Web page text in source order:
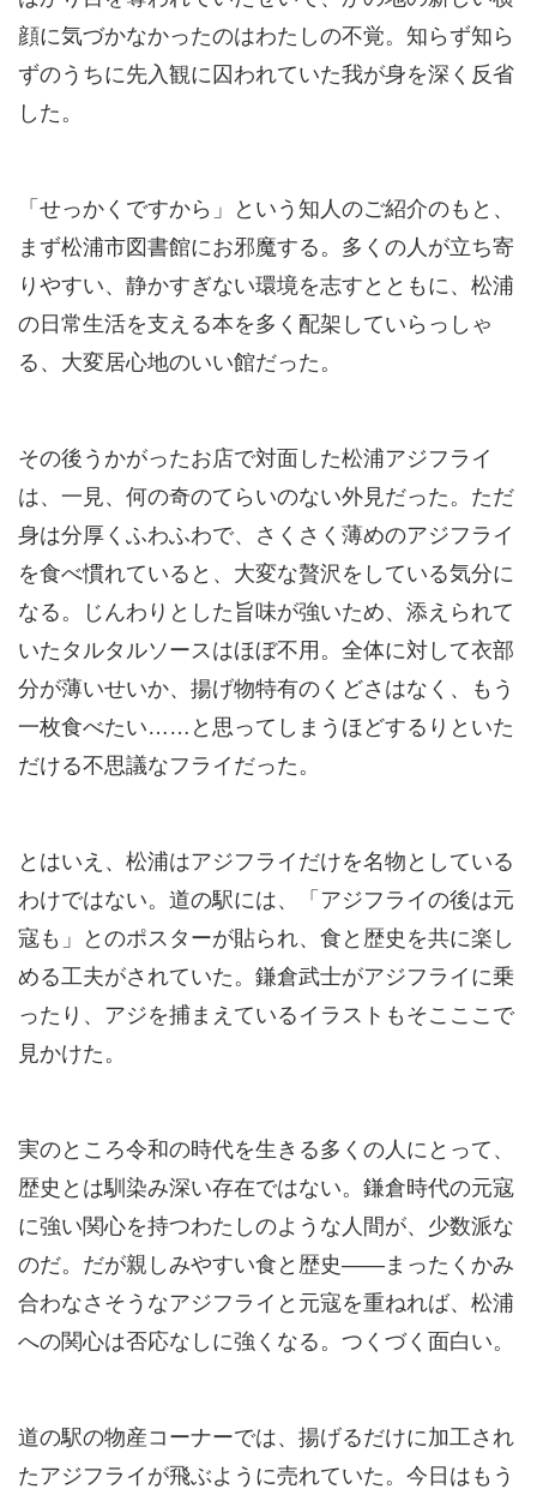
顔に気づかなかったのはわたしの不覚。知らず知ら
ずのうちに先入観に囚われていた我が身を深く反省
した。
「せっかくですから」という知人のご紹介のもと、
まず松浦市図書館にお邪魔する。多くの人が立ち寄
りやすい、静かすぎない環境を志すとともに、松浦
の日常生活を支える本を多く配架していらっしゃ
る、大変居心地のいい館だった。
その後うかがったお店で対面した松浦アジフライ
は、一見、何の奇のてらいのない外見だった。ただ
身は分厚くふわふわで、さくさく薄めのアジフライ
を食べ慣れていると、大変な贅沢をしている気分に
なる。じんわりとした旨味が強いため、添えられて
いたタルタルソースはほぼ不用。全体に対して衣部
分が薄いせいか、揚げ物特有のくどさはなく、もう
一枚食べたい……と思ってしまうほどするりといた
だける不思議なフライだった。
とはいえ、松浦はアジフライだけを名物としている
わけではない。道の駅には、「アジフライの後は元
寇も」とのポスターが貼られ、食と歴史を共に楽し
める工夫がされていた。鎌倉武士がアジフライに乗
ったり、アジを捕まえているイラストもそこここで
見かけた。
実のところ令和の時代を生きる多くの人にとって、
歴史とは馴染み深い存在ではない。鎌倉時代の元寇
に強い関心を持つわたしのような人間が、少数派な
のだ。だが親しみやすい食と歴史――まったくかみ
合わなさそうなアジフライと元寇を重ねれば、松浦
への関心は否応なしに強くなる。つくづく面白い。
道の駅の物産コーナーでは、揚げるだけに加工され
たアジフライが飛ぶように売れていた。今日はもう